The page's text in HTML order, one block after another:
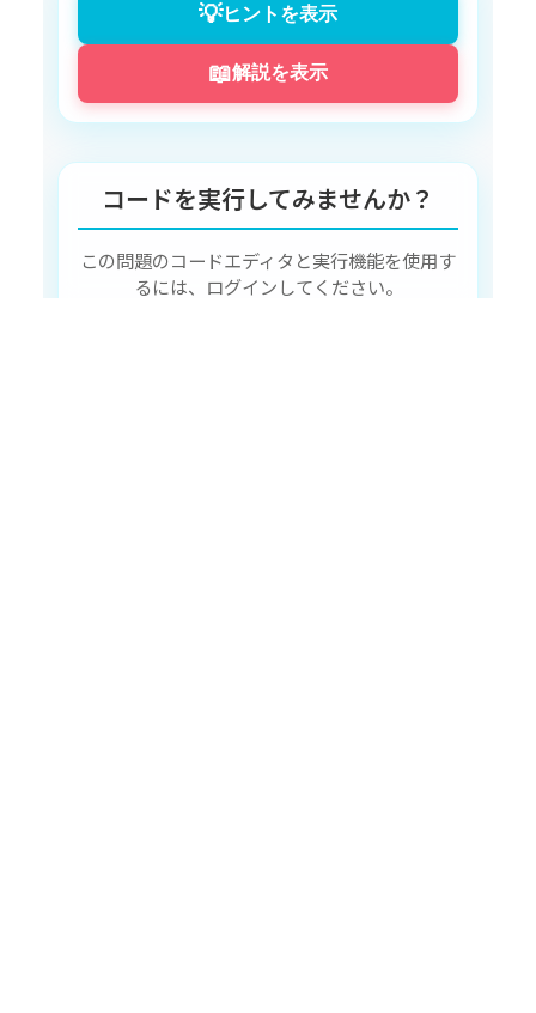
Tanakaさんの名前をバックアップ
==== == == ==== == == ==== == == ====
== ========== == ====== == == ========
Original
Tanaka
Backup: Tanaka
💡ヒントを表示
📖解説を表示
コードを実行してみませんか？
この問題のコードエディタと実行機能を使用す
るには、ログインしてください。